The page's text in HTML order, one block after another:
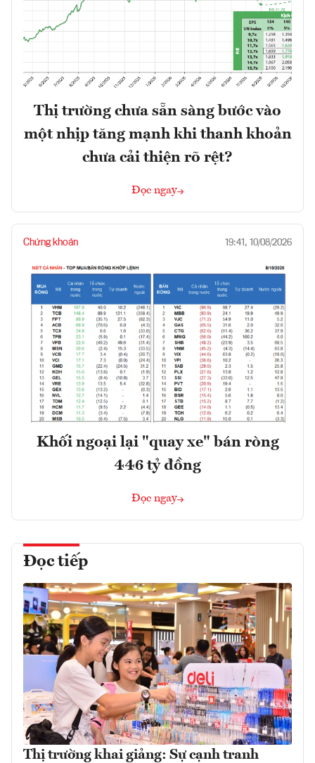
Thị trường chưa sẵn sàng bước vào
một nhịp tăng mạnh khi thanh khoản
chưa cải thiện rõ rệt?
Đọc ngay
Chứng khoán 19:41, 10/08/2026
Khối ngoại lại "quay xe" bán ròng
446 tỷ đồng
Đọc ngay
Đọc tiếp
Thị trường khai giảng: Sự cạnh tranh